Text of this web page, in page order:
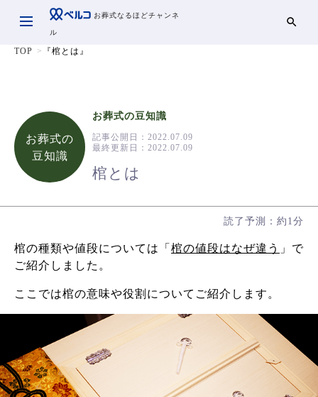
お葬式なるほどチャンネ
ル
TOP 『棺とは』
お葬式の
豆知識
お葬式の豆知識
記事公開日： 2022.07.09
最終更新日： 2022.07.09
棺とは
読了予測：約1分
棺の種類や値段については「 棺の値段はなぜ違う 」で
ご紹介しました。
ここでは棺の意味や役割についてご紹介します。